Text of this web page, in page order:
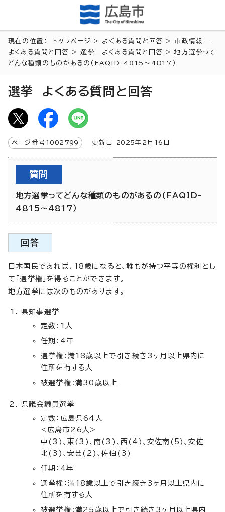
現在の位置： トップページ > よくある質問と回答 > 市政情報
よくある質問と回答
>選挙 よくある質問と回答
> 地方選挙って
どんな種類のものがあるの(FAQID-4815～4817）
選挙 よくある質問と回答
ページ番号 1002799 更新日 2025年2月 16 日
質問
地方選挙ってどんな種類のものがあるの(FAQID-
4815～4817）
回答
日本国民であれば、18歳になると、誰もが持つ平等の権利とし
て「選挙権」を得ることができます。
地方選挙には次のものがあります。
県知事選挙
定数：1人
任期：4年
選挙権：満18歳以上で引き続き3ヶ月以上県内に
住所を有する人
被選挙権：満30歳以上
県議会議員選挙
定数：広島県64人
<広島市26人>
中(3)、東(3)、南(3)、西(4)、安佐南(5)、安佐
北(3)、安芸(2)、佐伯(3)
任期：4年
選挙権：満18歳以上で引き続き3ヶ月以上県内に
住所を有する人
被選挙権：満25歳以上で引き続き3ヶ月以上県内